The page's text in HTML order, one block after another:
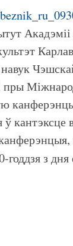
пры
ў
годдзя з